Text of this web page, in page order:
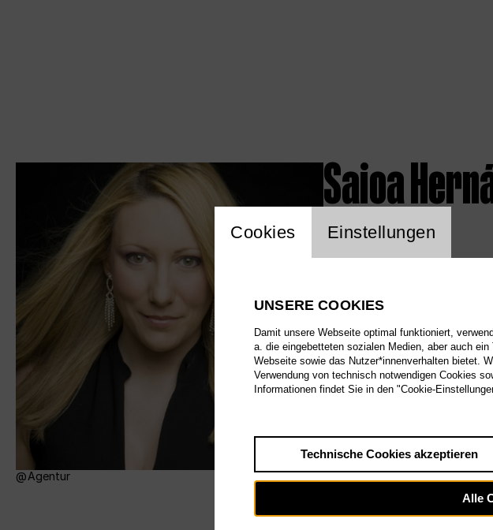
Agentur
Saioa
Einstellung
Cookies Einstellungen
UNSERE COOKIES
Damit unsere Webseite optimal funktioniert,
a. die eingebetteten sozialen Medien, aber auch
Webseite sowie das Nutzer*innenverhalten bietet.
Verwendung von technisch notwendigen Cookies
Informationen findet Sie in den "Cookie-
Technische Cookies akzeptieren
Alle